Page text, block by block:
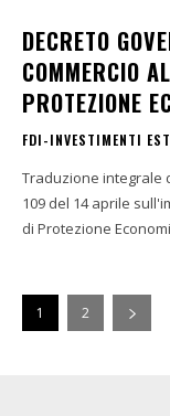
DECRETO
COMMERCIO
PROTEZIONE
FDI-INVESTIMENTI
Traduzione integrale
109 del 14 aprile
di Protezione
1 2